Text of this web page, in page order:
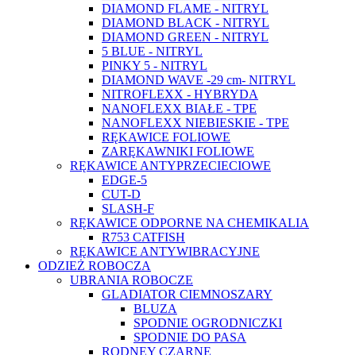
DIAMOND FLAME - NITRYL
DIAMOND BLACK - NITRYL
DIAMOND GREEN - NITRYL
5 BLUE - NITRYL
PINKY 5 - NITRYL
DIAMOND WAVE -29 cm- NITRYL
NITROFLEXX - HYBRYDA
NANOFLEXX BIAŁE - TPE
NANOFLEXX NIEBIESKIE - TPE
RĘKAWICE FOLIOWE
ZARĘKAWNIKI FOLIOWE
RĘKAWICE ANTYPRZECIECIOWE
EDGE-5
CUT-D
SLASH-F
RĘKAWICE ODPORNE NA CHEMIKALIA
R753 CATFISH
RĘKAWICE ANTYWIBRACYJNE
ODZIEŻ ROBOCZA
UBRANIA ROBOCZE
GLADIATOR CIEMNOSZARY
BLUZA
SPODNIE OGRODNICZKI
SPODNIE DO PASA
RODNEY CZARNE